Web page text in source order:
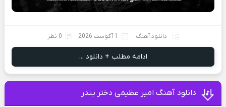
دانلود آهنگ 1 آگوست 2026 0 نظر
ادامه مطلب + دانلود ...
دانلود آهنگ امیر عظیمی دختر بندر